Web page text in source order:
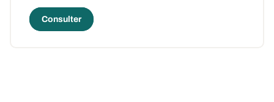
Consulter